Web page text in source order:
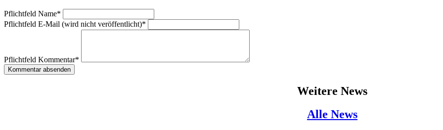
Pflichtfeld Name*
Pflichtfeld E-Mail (wird nicht veröffentlicht)*
Pflichtfeld Kommentar*
Kommentar absenden
Weitere News
Alle News